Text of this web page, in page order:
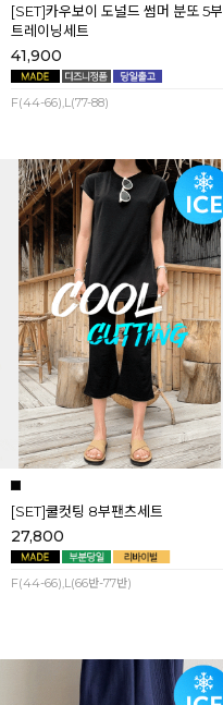
[SET]카우보이 도널드 썸머 분또 5부
트레이닝세트
41,900
F(44-66),L(77-88)
[SET]쿨컷팅 8부팬츠세트
27,800
F(44-66),L(66반-77반)